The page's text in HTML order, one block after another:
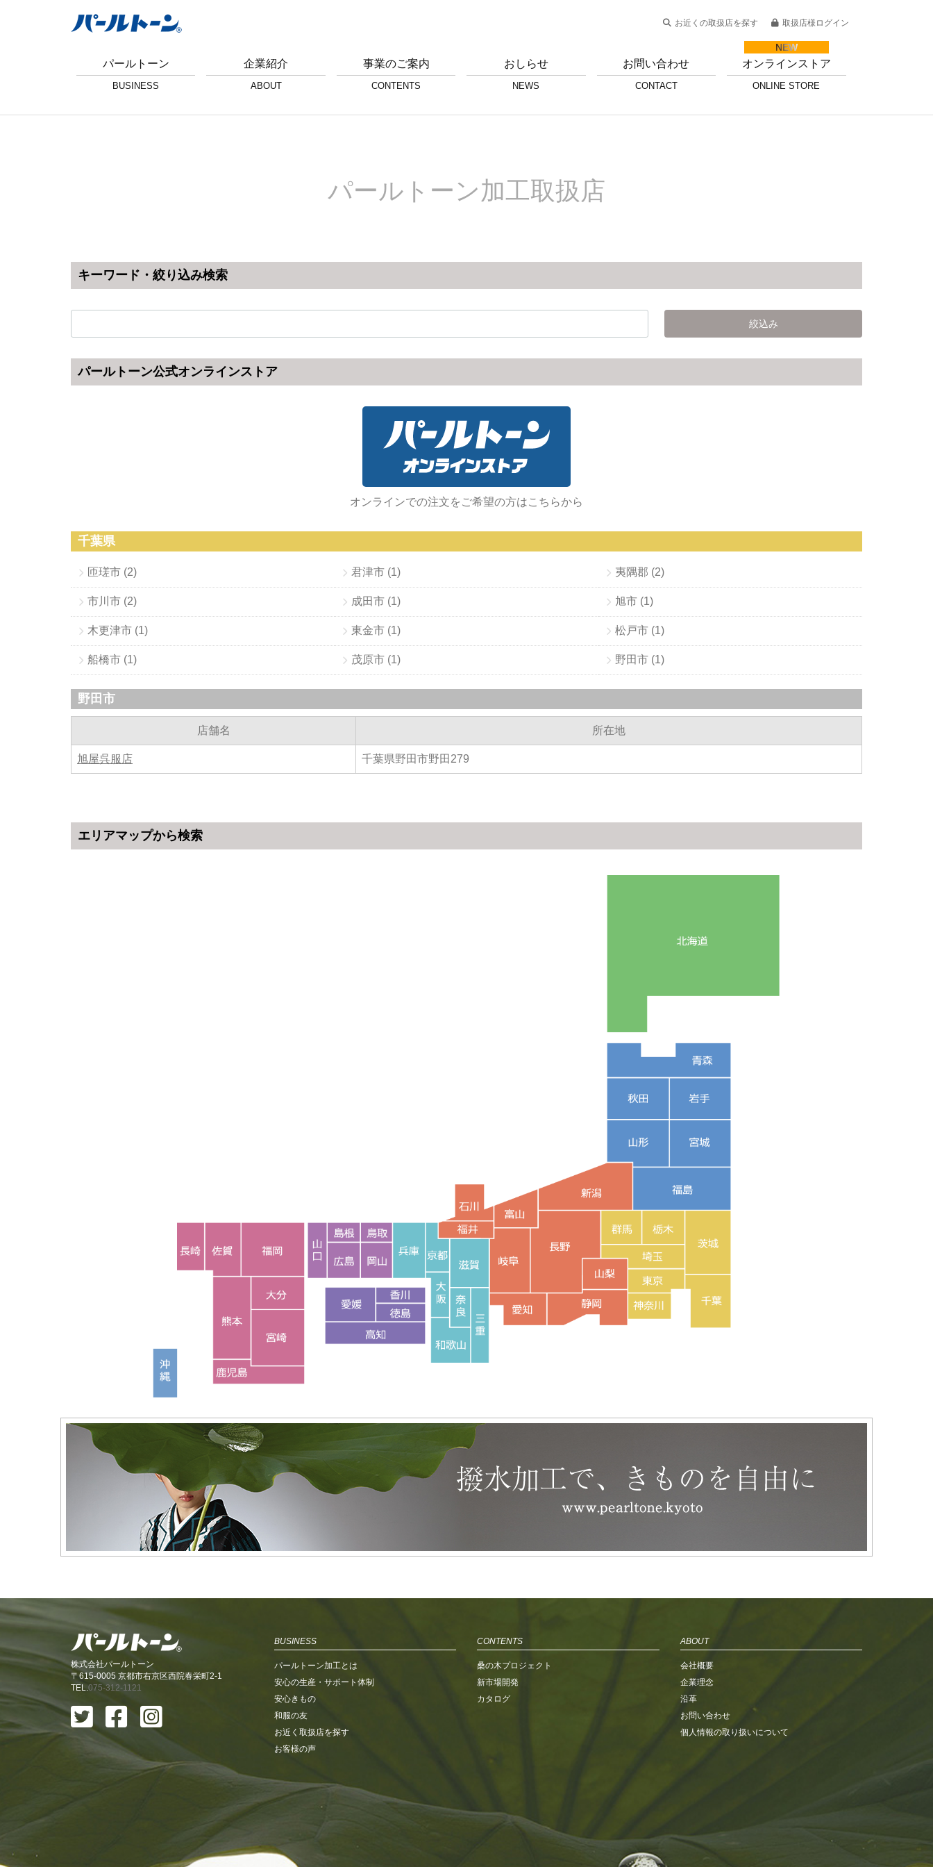
お近くの取扱店を探す 取扱店様ログイン
パールトーン
BUSINESS
企業紹介
ABOUT
事業のご案内
CONTENTS
おしらせ
NEWS
お問い合わせ
CONTACT
オンラインストア
ONLINE STORE
パールトーン加工取扱店
キーワード・絞り込み検索
パールトーン公式オンラインストア
オンラインでの注文をご希望の方はこちらから
千葉県
匝瑳市 (2) 君津市 (1) 夷隅郡 (2)
市川市 (2) 成田市 (1) 旭市 (1)
木更津市 (1) 東金市 (1) 松戸市 (1)
船橋市 (1) 茂原市 (1) 野田市 (1)
野田市
店舗名 所在地
旭屋呉服店 千葉県野田市野田279
エリアマップから検索
株式会社パールトーン
〒615-0005 京都市右京区西院春栄町2-1
TEL.075-312-1121
BUSINESS
パールトーン加工とは
安心の生産・サポート体制
安心きもの
和服の友
お近く取扱店を探す
お客様の声
CONTENTS
桑の木プロジェクト
新市場開発
カタログ
ABOUT
会社概要
企業理念
沿革
お問い合わせ
個人情報の取り扱いについて